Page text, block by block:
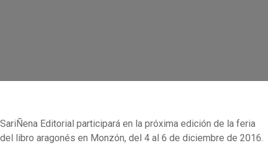
SariÑena Editorial participará en la próxima edición de la feria
del libro aragonés en Monzón, del 4 al 6 de diciembre de 2016.